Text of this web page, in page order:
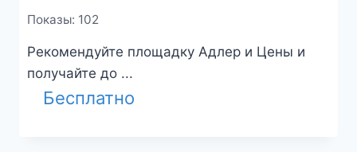
Показы: 102
Рекомендуйте площадку Адлер и Цены и
получайте до ...
Бесплатно